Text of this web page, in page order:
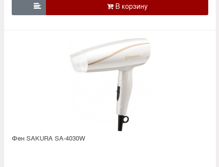

Фен SAKURA SA-4030W